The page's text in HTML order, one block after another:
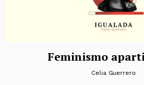
Feminismo
Celia Guerrero